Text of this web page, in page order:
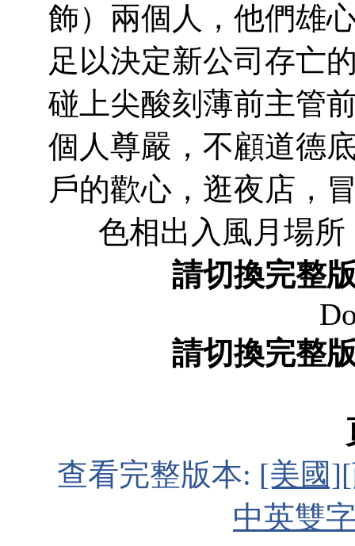
飾）兩個人，他們雄
足以決定新公司存亡
碰上尖酸刻薄前主管
個人尊嚴，不顧道德
戶的歡心，逛夜店，
色相出入風月
請切換完整
請切換完整
查看完整版本: [美國
中英雙